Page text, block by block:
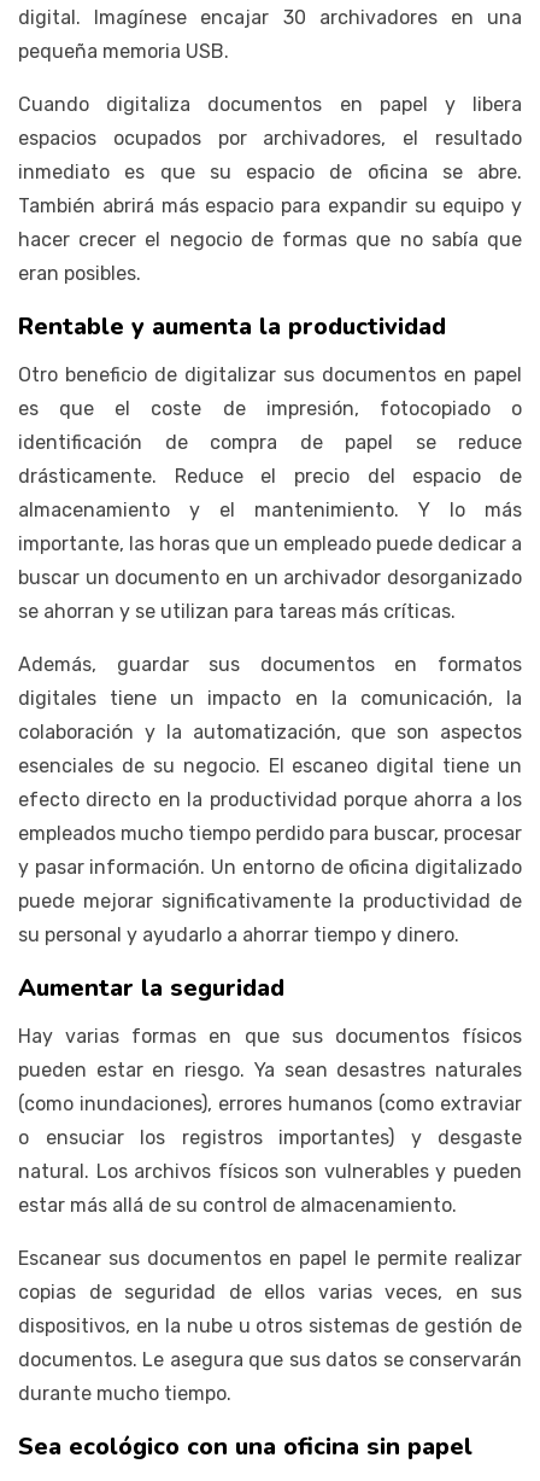
digital. Imagínese encajar 30 archivadores en una
pequeña memoria USB.
Cuando digitaliza documentos en papel y libera
espacios ocupados por archivadores, el resultado
inmediato es que su espacio de oficina se abre.
También abrirá más espacio para expandir su equipo y
hacer crecer el negocio de formas que no sabía que
eran posibles.
Rentable y aumenta la productividad
Otro beneficio de digitalizar sus documentos en papel
es que el coste de impresión, fotocopiado o
identificación de compra de papel se reduce
drásticamente. Reduce el precio del espacio de
almacenamiento y el mantenimiento. Y lo más
importante, las horas que un empleado puede dedicar a
buscar un documento en un archivador desorganizado
se ahorran y se utilizan para tareas más críticas.
Además, guardar sus documentos en formatos
digitales tiene un impacto en la comunicación, la
colaboración y la automatización, que son aspectos
esenciales de su negocio. El escaneo digital tiene un
efecto directo en la productividad porque ahorra a los
empleados mucho tiempo perdido para buscar, procesar
y pasar información. Un entorno de oficina digitalizado
puede mejorar significativamente la productividad de
su personal y ayudarlo a ahorrar tiempo y dinero.
Aumentar la seguridad
Hay varias formas en que sus documentos físicos
pueden estar en riesgo. Ya sean desastres naturales
(como inundaciones), errores humanos (como extraviar
o ensuciar los registros importantes) y desgaste
natural. Los archivos físicos son vulnerables y pueden
estar más allá de su control de almacenamiento.
Escanear sus documentos en papel le permite realizar
copias de seguridad de ellos varias veces, en sus
dispositivos, en la nube u otros sistemas de gestión de
documentos. Le asegura que sus datos se conservarán
durante mucho tiempo.
Sea ecológico con una oficina sin papel